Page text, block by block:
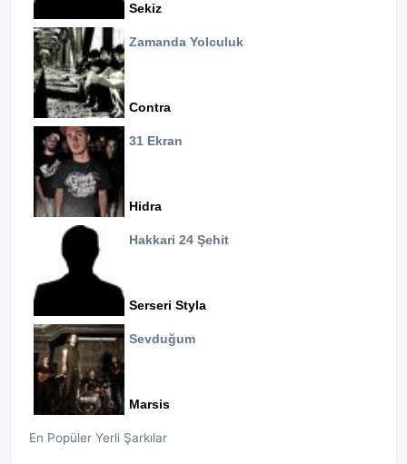
Sekiz
Zamanda Yolculuk
Contra
31 Ekran
Hidra
Hakkari 24 Şehit
Serseri Styla
Sevduğum
Marsis
En Popüler Yerli Şarkılar